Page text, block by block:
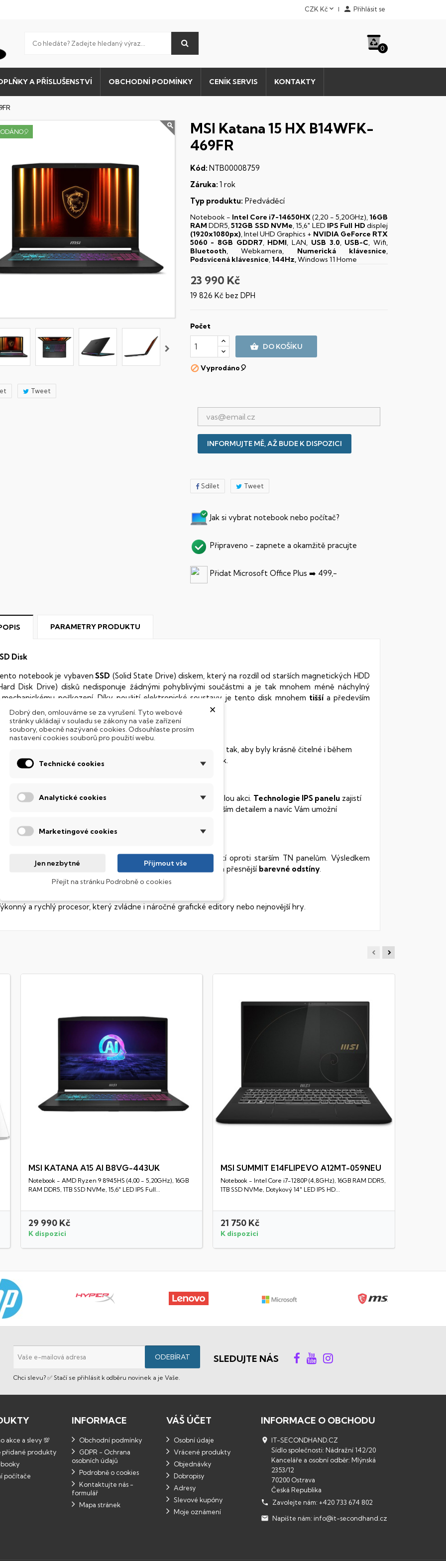
CZK Kč  Přihlásit se
0
A PŘÍSLUŠENSTVÍ OBCHODNÍ PODMÍNKY CENÍK SERVIS KONTAKTY
Tweet
MSI Katana 15 HX B14WFK-
469FR
Kód: NTB00008759
Záruka: 1 rok
Typ produktu: Předváděcí
Notebook - Intel Core i7-14650HX(2,20 - 5,20GHz),16GB
RAM DDR5,512GB SSD NVMe, 15,6" LED IPS Full HD displej
(1920x1080px), Intel UHD Graphics + NVIDIA GeForce RTX
5060 - 8GB GDDR7, HDMI, LAN, USB 3.0, USB-C, Wifi,
Bluetooth, Webkamera, Numerická klávesnice,
Podsvícená klávesnice,144Hz,Windows 11 Home
23 990 Kč
19 826 Kč bez DPH
Počet
 DO KOŠÍKU
Vyprodáno🎈
INFORMUJTE MĚ, AŽ BUDE K DISPOZICI
Sdílet Tweet
Jak si vybrat notebook nebo počítač?
Připraveno - zapnete a okamžitě pracujte
Přidat Microsoft Office Plus ➡️ 499,-
PARAMETRY PRODUKTU
Disk
notebook je vybaven SSD (Solid State Drive) diskem, který na rozdíl od starších magnetických HDD
Disk Drive) disků nedisponuje žádnými pohyblivými součástmi a je tak mnohem méně náchylný
poškození. Díky použití elektronické soustavy je tento disk mnohem tišší a především
mnohem
rychlejší
práci s daty.
klávesnice
systém úsporných LED diod osvítí jednotlivé klávesy tak, aby byly krásně čitelné i během
noci, stále však decentně, aby nikterak nedráždily Váš zrak.
frekvence 144 Hz
s obnovovací frekvencí144 Hz , který nabízí dokonale plynulou akci. Technologie IPS panelu zajistí
nádherné barvy, ostře čistý obraz s každým sebejemnějším detailem a navíc Vám umožní
obraz z jakéhokoliv úhlu
technologie IPS
krystaly disponují zcela odlišnou světelnou propustností oproti starším TN panelům. Výsledkem
široké pozorovací úhly (téměr 180° ), lepší úroveňkontrastu a přesnější barevné odstíny
Core™ i7
a rychlý procesor, který zvládne i náročné grafické editory nebo nejnovější hry.
Rychlý náhled
MSI KATANA A15 AI B8VG-443UK
Notebook - AMD Ryzen 9 8945HS (4,00 - 5,20GHz), 16GB
RAM DDR5, 1TB SSD NVMe, 15,6" LED IPS Full...
29 990 Kč
K dispozici
Rychlý náhled
MSI SUMMIT E14FLIPEVO A12MT-059NEU
Notebook - Intel Core i7-1280P (4,8GHz), 16GB RAM DDR5,
1TB SSD NVMe, Dotykový 14" LED IPS HD...
21 750 Kč
K dispozici
Chci slevu? ✅ Stačí se přihlásit k odběru novinek a je Vaše.
SLEDUJTE NÁS
akce a slevy 💯
přidané produkty
počítače
INFORMACE
Obchodní podmínky
GDPR - Ochrana
osobních údajů
Podrobně o cookies
Kontaktujte nás -
formulář
Mapa stránek
VÁŠ ÚČET
Osobní údaje
Vrácené produkty
Objednávky
Dobropisy
Adresy
Slevové kupóny
Moje oznámení
INFORMACE O OBCHODU
 IT-SECONDHAND.CZ
Sídlo společnosti: Nádražní 142/20
Kanceláře a osobní odběr: Mlýnská
2353/12
70200 Ostrava
Česká Republika

Zavolejte nám: +420 733 674 802
 Napište nám: info@it-secondhand.cz
×
Dobrý den, omlouváme se za vyrušení. Tyto webové
stránky ukládají v souladu se zákony na vaše zařízení
soubory, obecně nazývané cookies. Odsouhlaste prosím
nastavení cookies souborů pro použití webu.
Technické cookies
Analytické cookies
Marketingové cookies
Jen nezbytné Přijmout vše
Přejít na stránku Podrobně o cookies